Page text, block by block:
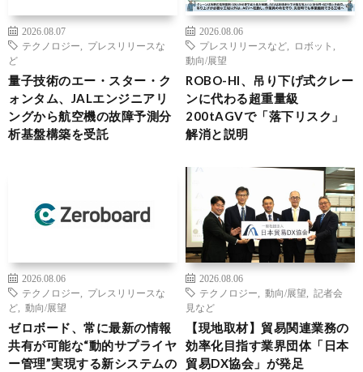
2026.08.07
テクノロジー
プレスリリースな
ど
量子技術のエー・スター・ク
ォンタム、JALエンジニアリ
ングから航空機の故障予測分
析基盤構築を受託
2026.08.06
プレスリリースなど
ロボット
動向/展望
ROBO-HI、吊り下げ式クレー
ンに代わる超重量級
200tAGVで「落下リスク」
解消と説明
2026.08.06
テクノロジー
プレスリリースな
ど
動向/展望
ゼロボード、常に最新の情報
共有が可能な“動的サプライヤ
ー管理”実現する新システムの
2026.08.06
テクノロジー
動向/展望
記者会
見など
【現地取材】貿易関連業務の
効率化目指す業界団体「日本
貿易DX協会」が発足